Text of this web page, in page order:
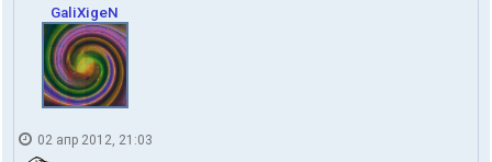
GaliXigeN
02 апр 2012, 21:03